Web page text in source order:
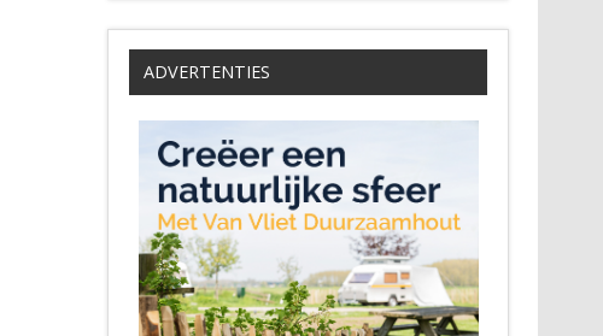
ADVERTENTIES